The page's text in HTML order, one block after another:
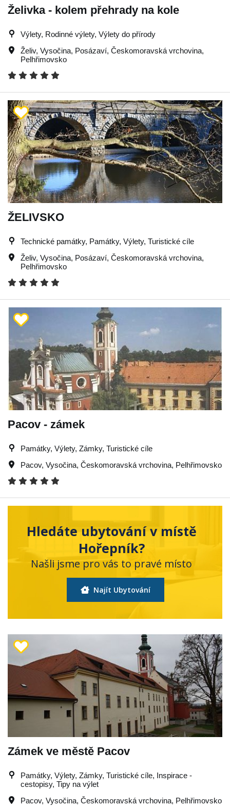
Želivka - kolem přehrady na kole
Výlety, Rodinné výlety, Výlety do přírody
Želiv, Vysočina, Posázaví, Českomoravská vrchovina,
Pelhřimovsko
ŽELIVSKO
Technické památky, Památky, Výlety, Turistické cíle
Želiv, Vysočina, Posázaví, Českomoravská vrchovina,
Pelhřimovsko
Pacov - zámek
Památky, Výlety, Zámky, Turistické cíle
Pacov, Vysočina, Českomoravská vrchovina, Pelhřimovsko
Hledáte ubytování v místě
Hořepník?
Našli jsme pro vás to pravé místo
Najít Ubytování
Zámek ve městě Pacov
Památky, Výlety, Zámky, Turistické cíle, Inspirace -
cestopisy, Tipy na výlet
Pacov, Vysočina, Českomoravská vrchovina, Pelhřimovsko